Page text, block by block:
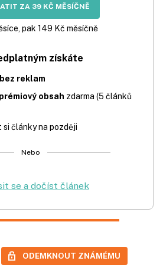
ZA 39 KČ MĚSÍČNĚ
pak 149 Kč měsíčně
získáte
bez reklam
obsah zdarma (5 článků
si články na později
Nebo
se a dočíst článek
ODEMKNOUT ZNÁMÉMU